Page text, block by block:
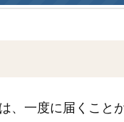
、一度に届くこと